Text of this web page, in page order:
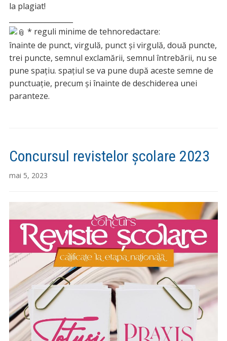
la plagiat!
* reguli minime de tehnoredactare:
înainte de punct, virgulă, punct şi virgulă, două puncte,
trei puncte, semnul exclamării, semnul întrebării, nu se
pune spaţiu. spaţiul se va pune după aceste semne de
punctuaţie, precum şi înainte de deschiderea unei
paranteze.
Concursul revistelor școlare 2023
mai 5, 2023